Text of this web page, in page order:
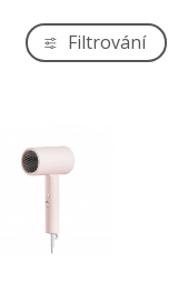
Filtrování